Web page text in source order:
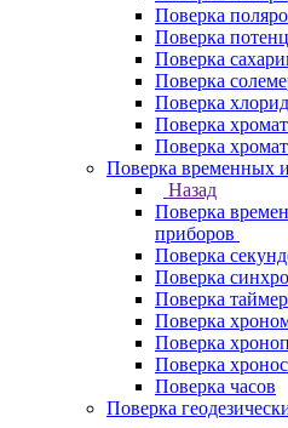
Поверка
Поверка
Поверка
Поверка
Поверка
Поверка
Поверка
Поверка временных
Назад
Поверка
приборов
Поверка
Поверка
Поверка
Поверка
Поверка
Поверка
Поверка часов
Поверка